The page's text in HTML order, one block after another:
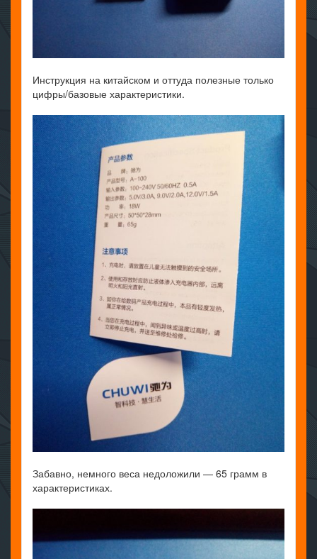
Инструкция на китайском и оттуда полезные только
цифры/базовые характеристики.
Забавно, немного веса недоложили — 65 грамм в
характеристиках.